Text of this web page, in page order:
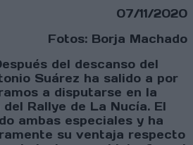
07/11/2020
Fotos: Borja Machado
del descanso del
Suárez ha salido a por
a disputarse en la
Rallye de La Nucía. El
ambas especiales y ha
su ventaja respecto